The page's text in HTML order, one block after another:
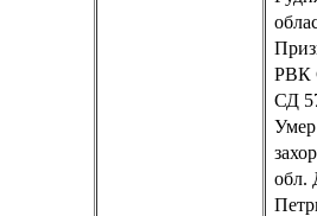
РВК
СД
Умер
обл.